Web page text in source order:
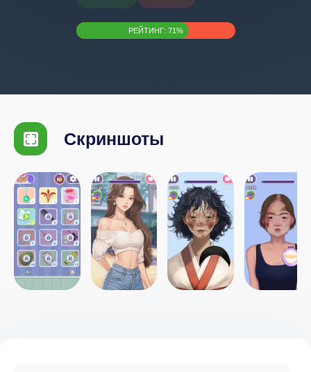
РЕЙТИНГ: 71%
Скриншоты